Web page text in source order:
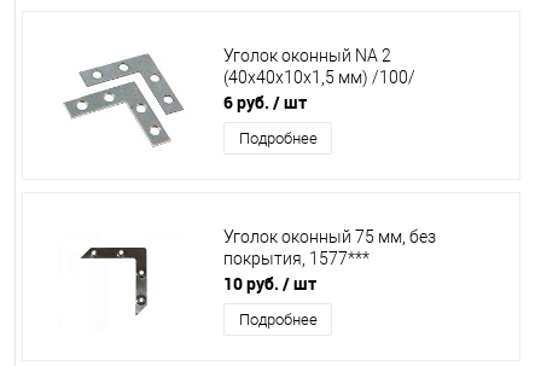
Уголок оконный NA 2
(40х40х10х1,5 мм) /100/
6 руб. / шт
Подробнее
Уголок оконный 75 мм, без
покрытия, 1577***
10 руб. / шт
Подробнее